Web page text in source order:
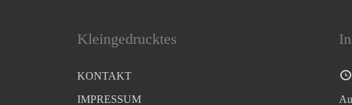
Kleingedrucktes
KONTAKT
IMPRESSUM